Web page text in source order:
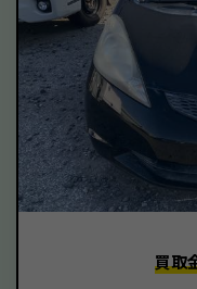
買取